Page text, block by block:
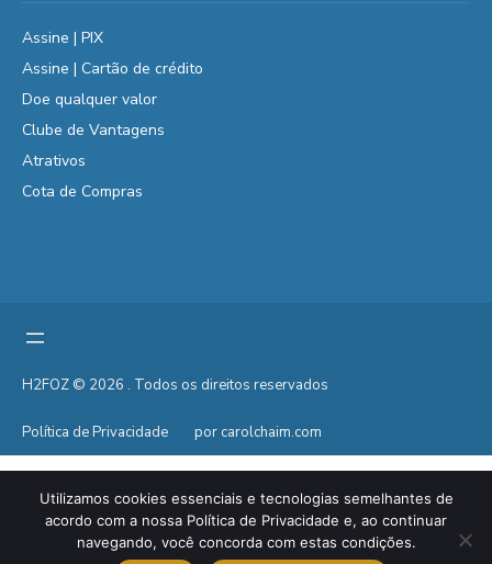
Assine | PIX
Assine | Cartão de crédito
Doe qualquer valor
Clube de Vantagens
Atrativos
Cota de Compras
H2FOZ © 2026 . Todos os direitos reservados
Política de Privacidade por carolchaim.com
Utilizamos cookies essenciais e tecnologias semelhantes de
acordo com a nossa Política de Privacidade e, ao continuar
navegando, você concorda com estas condições.